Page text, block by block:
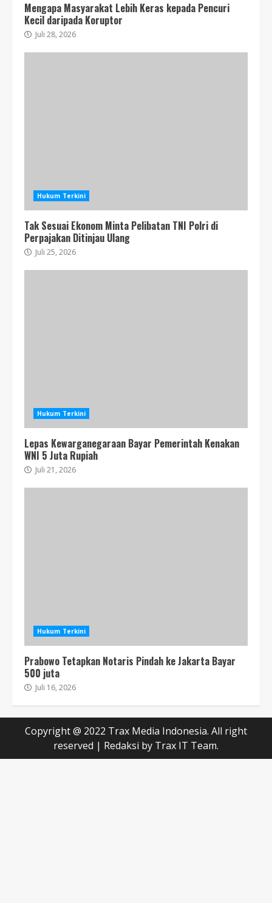
Mengapa Masyarakat Lebih Keras kepada Pencuri
Kecil daripada Koruptor
Juli 28, 2026
Hukum Terkini
Tak Sesuai Ekonom Minta Pelibatan TNI Polri di
Perpajakan Ditinjau Ulang
Juli 25, 2026
Hukum Terkini
Lepas Kewarganegaraan Bayar Pemerintah Kenakan
WNI 5 Juta Rupiah
Juli 21, 2026
Hukum Terkini
Prabowo Tetapkan Notaris Pindah ke Jakarta Bayar
500 juta
Juli 16, 2026
Copyright @ 2022 Trax Media Indonesia. All right
reserved | Redaksi by Trax IT Team.